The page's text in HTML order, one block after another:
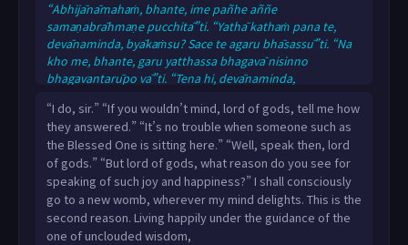
“Abhijānāmahaṁ, bhante, ime pañhe aññe
samaṇabrāhmaṇe pucchitā”ti. “Yathā kathaṁ pana te,
devānaminda, byākaṁsu? Sace te agaru bhāsassū”ti. “Na
kho me, bhante, garu yatthassa bhagavā nisinno
bhagavantarūpo vā”ti. “Tena hi, devānaminda,
sampassamāno evarūpaṁ vedapaṭilābhaṁ
somanassapaṭilābhaṁ pavedesī”ti? Amūḷho
gabbhamessāmi, yattha me ramatī mano. Imaṁ kho
ahaṁ, bhante, dutiyaṁ atthavasaṁ sampassamāno
evarūpaṁ vedapaṭilābhaṁ somanassapaṭilābh
“I do, sir.” “If you wouldn’t mind, lord of gods, tell me how
they answered.” “It’s no trouble when someone such as
the Blessed One is sitting here.” “Well, speak then, lord
of gods.” “But lord of gods, what reason do you see for
speaking of such joy and happiness?” I shall consciously
go to a new womb, wherever my mind delights. This is the
second reason. Living happily under the guidance of the
one of unclouded wisdom,